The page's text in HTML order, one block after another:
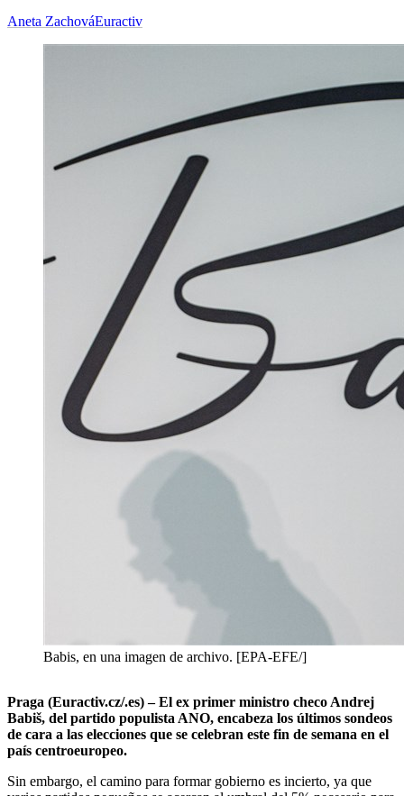
Aneta ZachováEuractiv
Babis, en una imagen de archivo. [EPA-EFE/]
Praga (Euractiv.cz/.es) – El ex primer ministro checo Andrej
Babiš, del partido populista ANO, encabeza los últimos sondeos
de cara a las elecciones que se celebran este fin de semana en el
país centroeuropeo.
Sin embargo, el camino para formar gobierno es incierto, ya que